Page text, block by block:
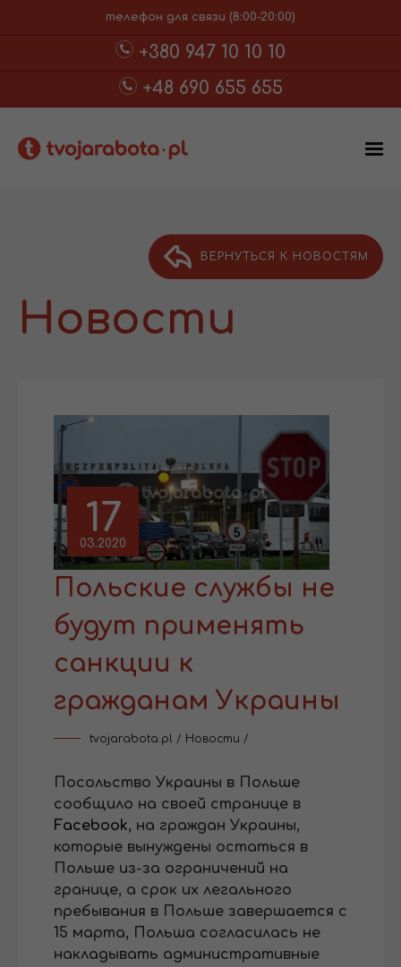
телефон для связи (8:00-20:00)
+380 947 10 10 10
+48 690 655 655
ВЕРНУТЬСЯ К НОВОСТЯМ
Новости
17
03.2020
Польские службы не
будут применять
санкции к
гражданам Украины
tvojarabota.pl / Новости /
Посольство Украины в Польше
сообщило на своей странице в
Facebook, на граждан Украины,
которые вынуждены остаться в
Польше из-за ограничений на
границе, а срок их легального
пребывания в Польше завершается с
15 марта, Польша согласилась не
накладывать административные